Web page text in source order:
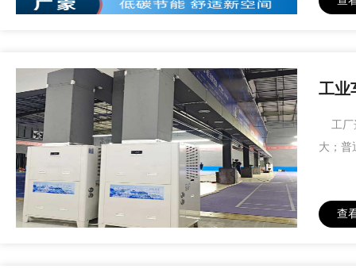
工业
工厂
大；普
查